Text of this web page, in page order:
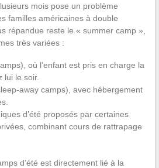
mois pose un problème
familles américaines à double
répandue reste le « summer camp »,
très variées :
où l’enfant est pris en charge la
lui le soir.
away camps), avec hébergement
d’été proposés par certaines
combinant cours de rattrapage
d’été est directement lié à la